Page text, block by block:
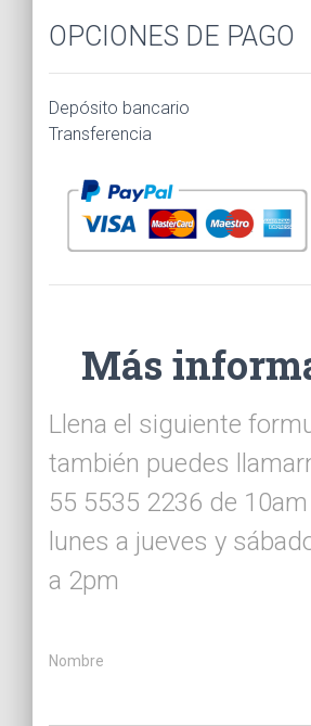
OPCIONES DE PAGO
Depósito bancario
Transferencia
Más
Llena el siguiente
también puedes
55 5535 2236 de
lunes a jueves y
a 2pm
Nombre